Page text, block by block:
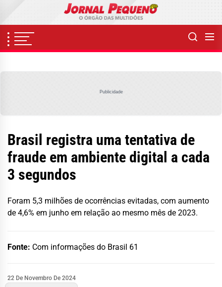
content
Publicidade
Brasil registra uma tentativa de
fraude em ambiente digital a cada
3 segundos
Foram 5,3 milhões de ocorrências evitadas, com aumento
de 4,6% em junho em relação ao mesmo mês de 2023.
Fonte: Com informações do Brasil 61
22 De Novembro De 2024